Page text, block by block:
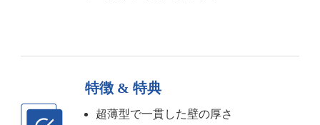
特徴 & 特典
超薄型で一貫した壁の厚さ